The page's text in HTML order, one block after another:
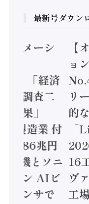
最新号ダウン
トメーシ
】「経済
態調査二
結果」
年製造業 付
額86兆円
電機とソニ
コン AIビ
センサで
【
ョ
リ
的
「
16
ヴ
工